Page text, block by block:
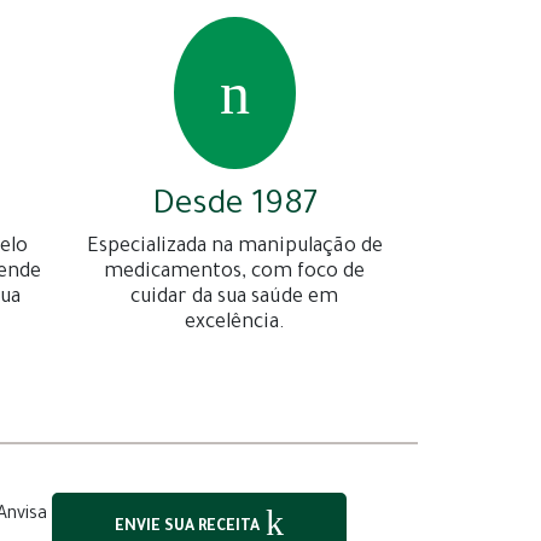
Desde 1987
Especializada na manipulação de
medicamentos, com foco de
cuidar da sua saúde em
excelência.
ENVIE SUA RECEITA